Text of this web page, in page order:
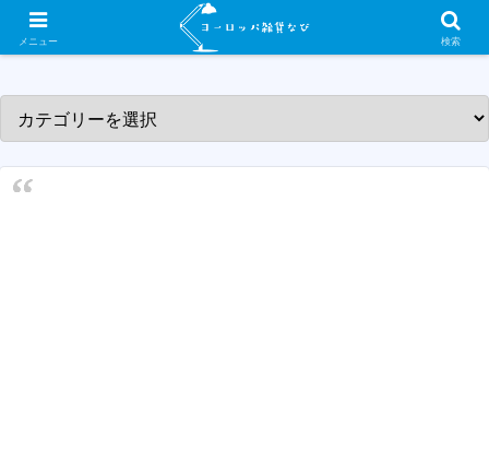
ヨーロッパ各国の素敵な雑貨屋さんを紹介するサイトです！
メニュー 検索